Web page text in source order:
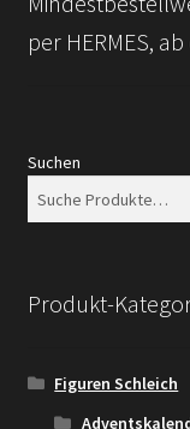
per HERMES,
Suchen
Produkt-
Figuren Schleich